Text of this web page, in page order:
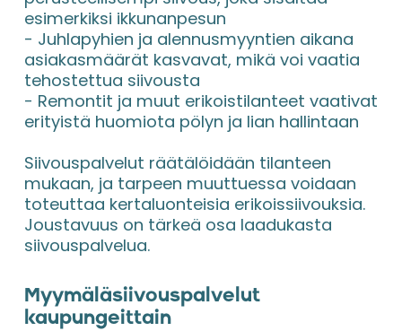
esimerkiksi ikkunanpesun
- Juhlapyhien ja alennusmyyntien aikana
asiakasmäärät kasvavat, mikä voi vaatia
tehostettua siivousta
- Remontit ja muut erikoistilanteet vaativat
erityistä huomiota pölyn ja lian hallintaan
Siivouspalvelut räätälöidään tilanteen
mukaan, ja tarpeen muuttuessa voidaan
toteuttaa kertaluonteisia erikoissiivouksia.
Joustavuus on tärkeä osa laadukasta
siivouspalvelua.
Myymäläsiivouspalvelut
kaupungeittain